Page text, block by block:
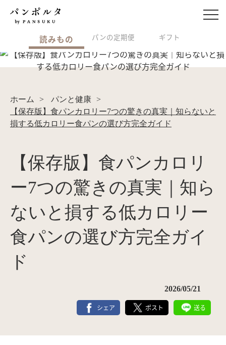
読みもの パンの定期便 ギフト
ホーム > パンと健康 >
【保存版】食パンカロリー7つの驚きの真実｜知らないと
損する低カロリー食パンの選び方完全ガイド
【保存版】食パンカロリ
ー7つの驚きの真実｜知ら
ないと損する低カロリー
食パンの選び方完全ガイ
ド
2026/05/21
シェア ポスト 送る